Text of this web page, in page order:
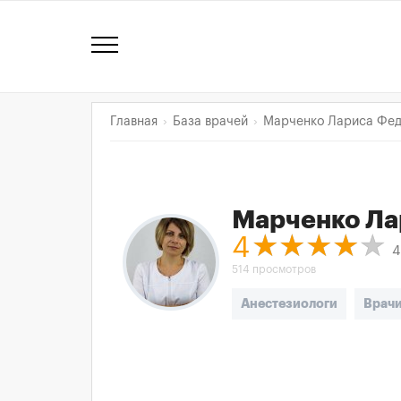
Главная База врачей Марченко Лариса
Марченко
4 4
514 просмотров
Анестезиологи Врачи